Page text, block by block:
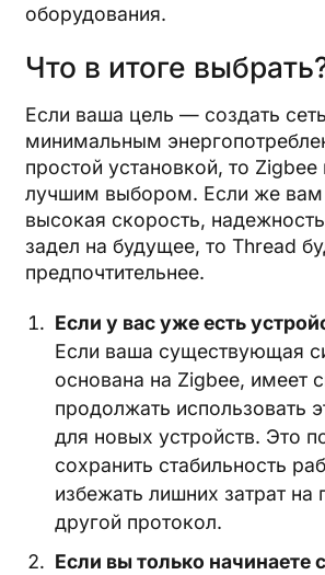
оборудования.
Что в итоге
Если ваша цель — создать
минимальным
простой установкой, то
лучшим выбором. Если же
высокая скорость,
задел на будущее, то Thread
предпочтительнее.
Если у вас уже есть
Если ваша существующая
основана на Zigbee, имеет
продолжать использовать
для новых устройств. Это
сохранить стабильность
избежать лишних затрат на
другой протокол.
Если вы только начинаете